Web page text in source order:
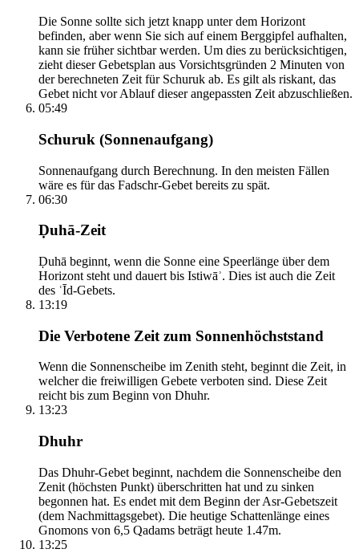
Die Sonne sollte sich jetzt knapp unter dem Horizont
befinden, aber wenn Sie sich auf einem Berggipfel aufhalten,
kann sie früher sichtbar werden. Um dies zu berücksichtigen,
zieht dieser Gebetsplan aus Vorsichtsgründen 2 Minuten von
der berechneten Zeit für Schuruk ab. Es gilt als riskant, das
Gebet nicht vor Ablauf dieser angepassten Zeit abzuschließen.
05:49
Schuruk (Sonnenaufgang)
Sonnenaufgang durch Berechnung. In den meisten Fällen
wäre es für das Fadschr-Gebet bereits zu spät.
06:30
Ḍuhā-Zeit
Ḍuhā beginnt, wenn die Sonne eine Speerlänge über dem
Horizont steht und dauert bis Istiwāʾ. Dies ist auch die Zeit
des ʿĪd-Gebets.
13:19
Die Verbotene Zeit zum Sonnenhöchststand
Wenn die Sonnenscheibe im Zenith steht, beginnt die Zeit, in
welcher die freiwilligen Gebete verboten sind. Diese Zeit
reicht bis zum Beginn von Dhuhr.
13:23
Dhuhr
Das Dhuhr-Gebet beginnt, nachdem die Sonnenscheibe den
Zenit (höchsten Punkt) überschritten hat und zu sinken
begonnen hat. Es endet mit dem Beginn der Asr-Gebetszeit
(dem Nachmittagsgebet). Die heutige Schattenlänge eines
Gnomons von 6,5 Qadams beträgt heute 1.47m.
13:25